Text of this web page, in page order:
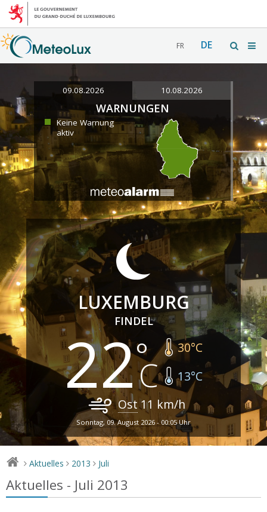
FR DE
09.08.2026 10.08.2026
WARNUNGEN
Keine Warnung
aktiv
LUXEMBURG
FINDEL
22 30°C
13°C
Ost11 km/h
Sonntag, 09. August 2026 - 00:05 Uhr
> Aktuelles > 2013 > Juli
Aktuelles - Juli 2013